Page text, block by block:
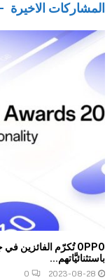
المشاركات الاخيرة
باستثنائيَّاتهم...
2023-08-28
0